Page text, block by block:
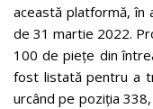
această platformă, în
de 31 martie 2022.
100 de piețe din
fost listată pentru a
urcând pe poziția